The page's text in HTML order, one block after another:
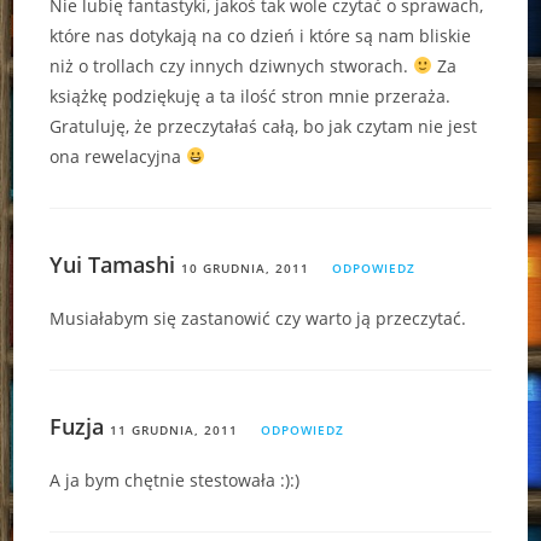
Nie lubię fantastyki, jakoś tak wole czytać o sprawach,
które nas dotykają na co dzień i które są nam bliskie
niż o trollach czy innych dziwnych stworach.
Za
książkę podziękuję a ta ilość stron mnie przeraża.
Gratuluję, że przeczytałaś całą, bo jak czytam nie jest
ona rewelacyjna
Yui Tamashi 10 GRUDNIA, 2011 ODPOWIEDZ
Musiałabym się zastanowić czy warto ją przeczytać.
Fuzja 11 GRUDNIA, 2011 ODPOWIEDZ
A ja bym chętnie stestowała :):)